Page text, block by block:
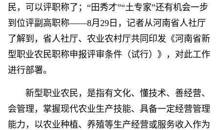
民，可以评职称了；“田秀才”“土专家”还有机会一步
到位评副高职称——8月29日，记者从河南省人社厅
了解到，省人社厅、农业农村厅共同印发《河南省新
型职业农民职称申报评审条件（试行）》，对此工作
进行部署。
新型职业农民，是指有文化、懂技术、善经营、
会管理，掌握现代农业生产技能、具备一定经营管理
能力，以农业种植、养殖等生产经营或服务收入作为